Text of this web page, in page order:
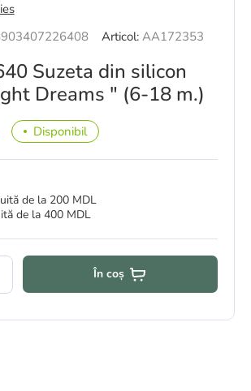
Articol: AA172353
Suzeta din silicon
Dreams " (6-18 m.)
Disponibil
de la 200 MDL
de la 400 MDL
În coș